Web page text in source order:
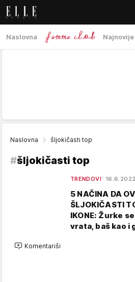
Naslovna Najnovije
Naslovna šljokičasti top
#šljokičasti top
TRENDOVI
5 NAČINA DA
ŠLJOKIČASTI
IKONE: Žurke
vrata, baš kao i
Komentariši